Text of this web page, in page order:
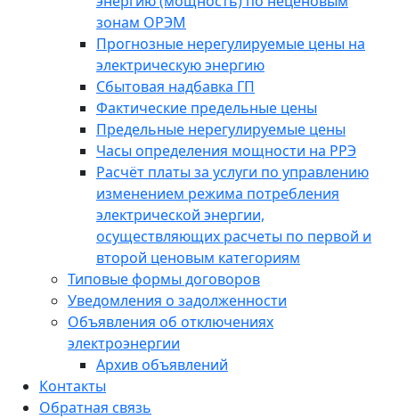
зонам ОРЭМ
Прогнозные нерегулируемые цены на
электрическую энергию
Сбытовая надбавка ГП
Фактические предельные цены
Предельные нерегулируемые цены
Часы определения мощности на РРЭ
Расчёт платы за услуги по управлению
изменением режима потребления
электрической энергии,
осуществляющих расчеты по первой и
второй ценовым категориям
Типовые формы договоров
Уведомления о задолженности
Объявления об отключениях
электроэнергии
Архив объявлений
Контакты
Обратная связь